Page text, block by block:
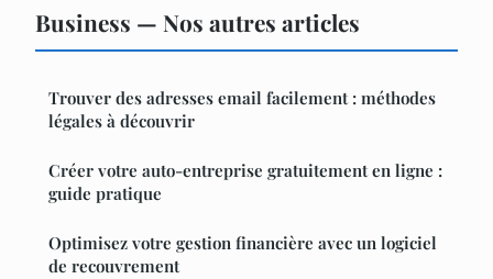
Business — Nos autres articles
Trouver des adresses email facilement : méthodes
légales à découvrir
Créer votre auto-entreprise gratuitement en ligne :
guide pratique
Optimisez votre gestion financière avec un logiciel
de recouvrement